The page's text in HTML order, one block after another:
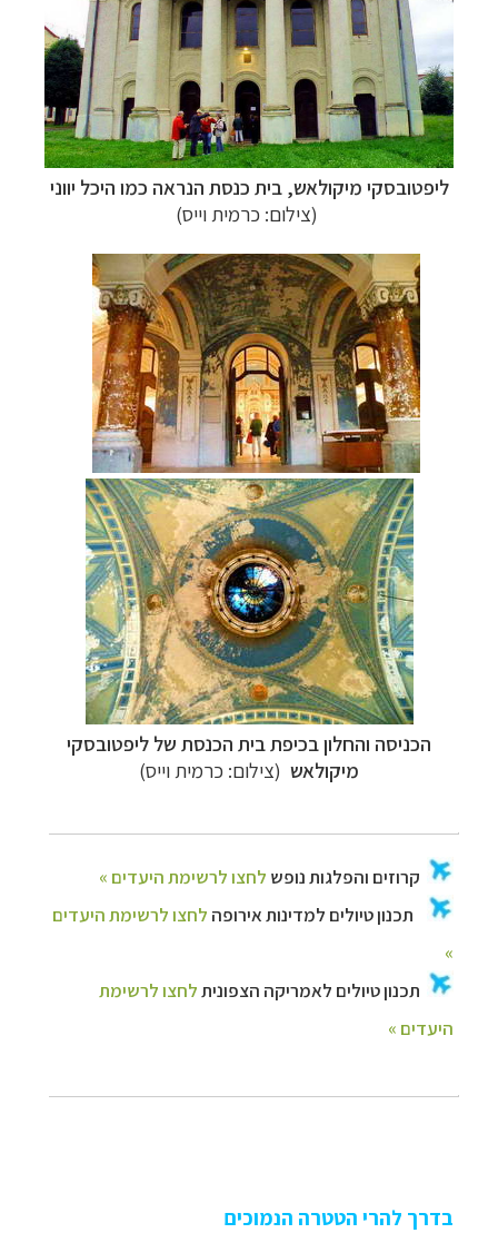
ליפטובסקי מיקולאש, בית כנסת הנראה כמו היכל יווני
(צילום: כרמית וייס)
הכניסה והחלון בכיפת בית הכנסת של ליפטובסקי
מיקולאש (צילום: כרמית וייס)
בדרך להרי הטטרה הנמוכים